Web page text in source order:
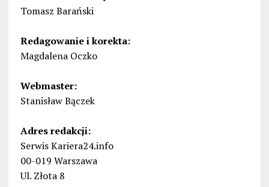
Tomasz Barański
Redagowanie i korekta:
Magdalena Oczko
Webmaster:
Stanisław Bączek
Adres redakcji:
Serwis Kariera24.info
00-019 Warszawa
Ul. Złota 8